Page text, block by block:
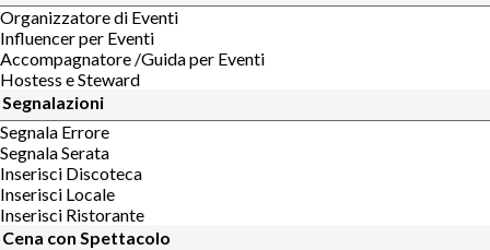
Organizzatore di Eventi
Influencer per Eventi
Accompagnatore /Guida per Eventi
Hostess e Steward
Segnalazioni
Segnala Errore
Segnala Serata
Inserisci Discoteca
Inserisci Locale
Inserisci Ristorante
Cena con Spettacolo